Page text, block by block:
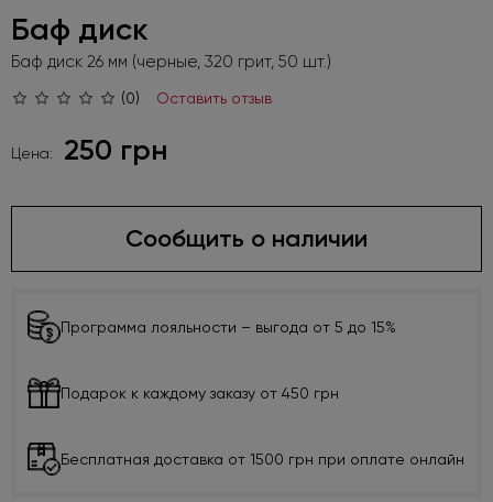
Баф диск
Баф диск 26 мм (черные, 320 грит, 50 шт.)
(0) Оставить отзыв
Цена: 250 грн
Сообщить о наличии
Программа лояльности – выгода от 5 до 15%
Подарок к каждому заказу от 450 грн
Бесплатная доставка от 1500 грн при оплате онлайн